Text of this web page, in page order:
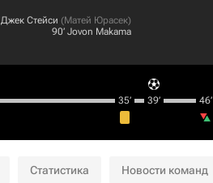
Джек Стейси (Матей Юрасек)
90‎’‎ Jovon Makama
35‎’‎ 39‎’‎ 46‎’‎
Статистика Новости команд